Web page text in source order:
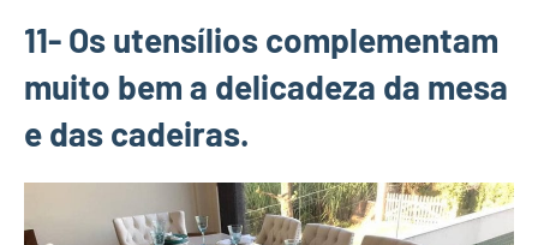
11- Os utensílios complementam
muito bem a delicadeza da mesa
e das cadeiras.